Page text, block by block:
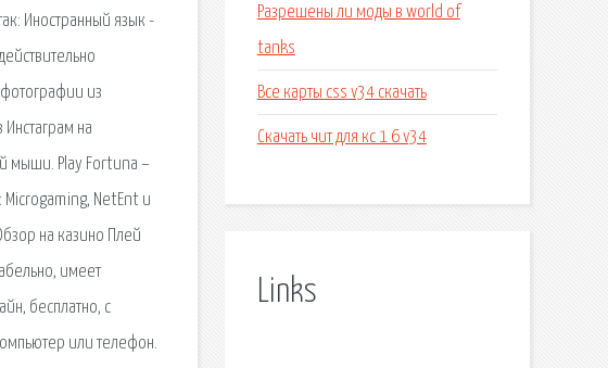
Разрешены ли моды в world of
tanks
Все карты css v34 скачать
Скачать чит для кс 1 6 v34
Links